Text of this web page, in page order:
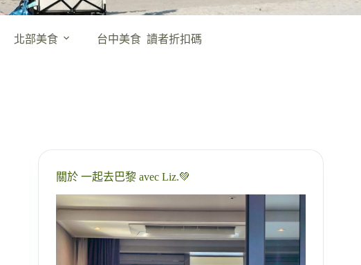
北部美食 台中美食 讀者折扣碼
關於 一起去巴黎 avec Liz.💚